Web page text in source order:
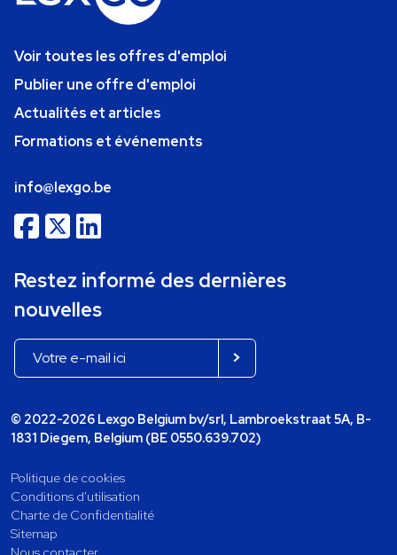
Voir toutes les offres d'emploi
Publier une offre d'emploi
Actualités et articles
Formations et événements
info@lexgo.be
Restez informé des dernières
nouvelles
© 2022-2026 Lexgo Belgium bv/srl, Lambroekstraat 5A, B-
1831 Diegem, Belgium (BE 0550.639.702)
Politique de cookies
Conditions d'utilisation
Charte de Confidentialité
Sitemap